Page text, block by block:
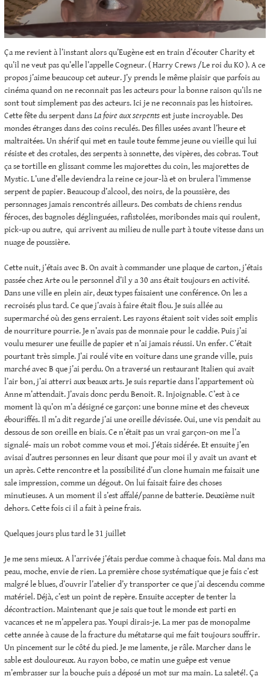
Ça me revient à l’instant alors qu’Eugène est en train d’écouter Charity et
qu’il ne veut pas qu’elle l’appelle Cogneur. ( Harry Crews /Le roi du KO ). A ce
propos j’aime beaucoup cet auteur. J’y prends le même plaisir que parfois au
cinéma quand on ne reconnait pas les acteurs pour la bonne raison qu’ils ne
sont tout simplement pas des acteurs. Ici je ne reconnais pas les histoires.
Cette fête du serpent dansLa foire aux serpentsest juste incroyable. Des
mondes étranges dans des coins reculés. Des filles usées avant l’heure et
maltraitées. Un shérif qui met en taule toute femme jeune ou vieille qui lui
résiste et des crotales, des serpents à sonnette, des vipères, des cobras. Tout
ça se tortille en glissant comme les majorettes du coin, les majorettes de
Mystic. L’une d’elle deviendra la reine ce jour-là et on brulera l’immense
serpent de papier. Beaucoup d’alcool, des noirs, de la poussière, des
personnages jamais rencontrés ailleurs. Des combats de chiens rendus
féroces, des bagnoles déglinguées, rafistolées, moribondes mais qui roulent,
pick-up ou autre, qui arrivent au milieu de nulle part à toute vitesse dans un
nuage de poussière.
Cette nuit, j’étais avec B. On avait à commander une plaque de carton, j’étais
passée chez Arte ou le personnel d’il y a 30 ans était toujours en activité.
Dans une ville en plein air, deux types faisaient une conférence. On les a
recroisés plus tard. Ce que j’avais à faire était flou. Je suis allée au
supermarché où des gens erraient. Les rayons étaient soit vides soit emplis
de nourriture pourrie. Je n’avais pas de monnaie pour le caddie. Puis j’ai
voulu mesurer une feuille de papier et n’ai jamais réussi. Un enfer. C’était
pourtant très simple. J’ai roulé vite en voiture dans une grande ville, puis
marché avec B que j’ai perdu. On a traversé un restaurant Italien qui avait
l’air bon, j’ai atterri aux beaux arts. Je suis repartie dans l’appartement où
Anne m’attendait. J’avais donc perdu Benoit. R. Injoignable. C’est à ce
moment là qu’on m’a désigné ce garçon: une bonne mine et des cheveux
ébouriffés. Il m’a dit regarde j’ai une oreille dévissée. Oui, une vis pendait au
dessous de son oreille en biais. Ce n’était pas un vrai garçon-on me l’a
signalé- mais un robot comme vous et moi. J’étais sidérée. Et ensuite j’en
avisai d’autres personnes en leur disant que pour moi il y avait un avant et
un après. Cette rencontre et la possibilité d’un clone humain me faisait une
sale impression, comme un dégout. On lui faisait faire des choses
minutieuses. A un moment il s’est affalé/panne de batterie. Deuxième nuit
dehors. Cette fois ci il a fait à peine frais.
Quelques jours plus tard le 31 juillet
Je me sens mieux. A l’arrivée j’étais perdue comme à chaque fois. Mal dans ma
peau, moche, envie de rien. La première chose systématique que je fais c’est
malgré le blues, d’ouvrir l’atelier d’y transporter ce que j’ai descendu comme
matériel. Déjà, c’est un point de repère. Ensuite accepter de tenter la
décontraction. Maintenant que je sais que tout le monde est parti en
vacances et ne m’appelera pas. Youpi dirais-je. La mer pas de monopalme
cette année à cause de la fracture du métatarse qui me fait toujours souffrir.
Un pincement sur le côté du pied. Je me lamente, je râle. Marcher dans le
sable est douloureux. Au rayon bobo, ce matin une guêpe est venue
m’embrasser sur la bouche puis a déposé un mot sur ma main. La saleté!. Ça